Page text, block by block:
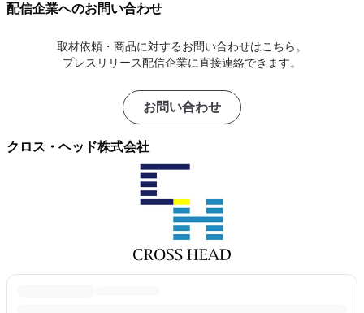
配信企業へのお問い合わせ
取材依頼・商品に対するお問い合わせはこちら。
プレスリリース配信企業に直接連絡できます。
お問い合わせ
クロス・ヘッド株式会社